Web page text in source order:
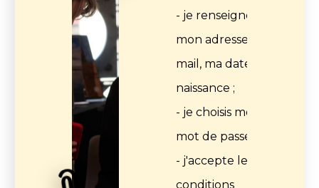
- je renseigne
mon adresse e-
mail, ma date de
naissance ;
- je choisis mon
mot de passe ;
- j'accepte les
conditions